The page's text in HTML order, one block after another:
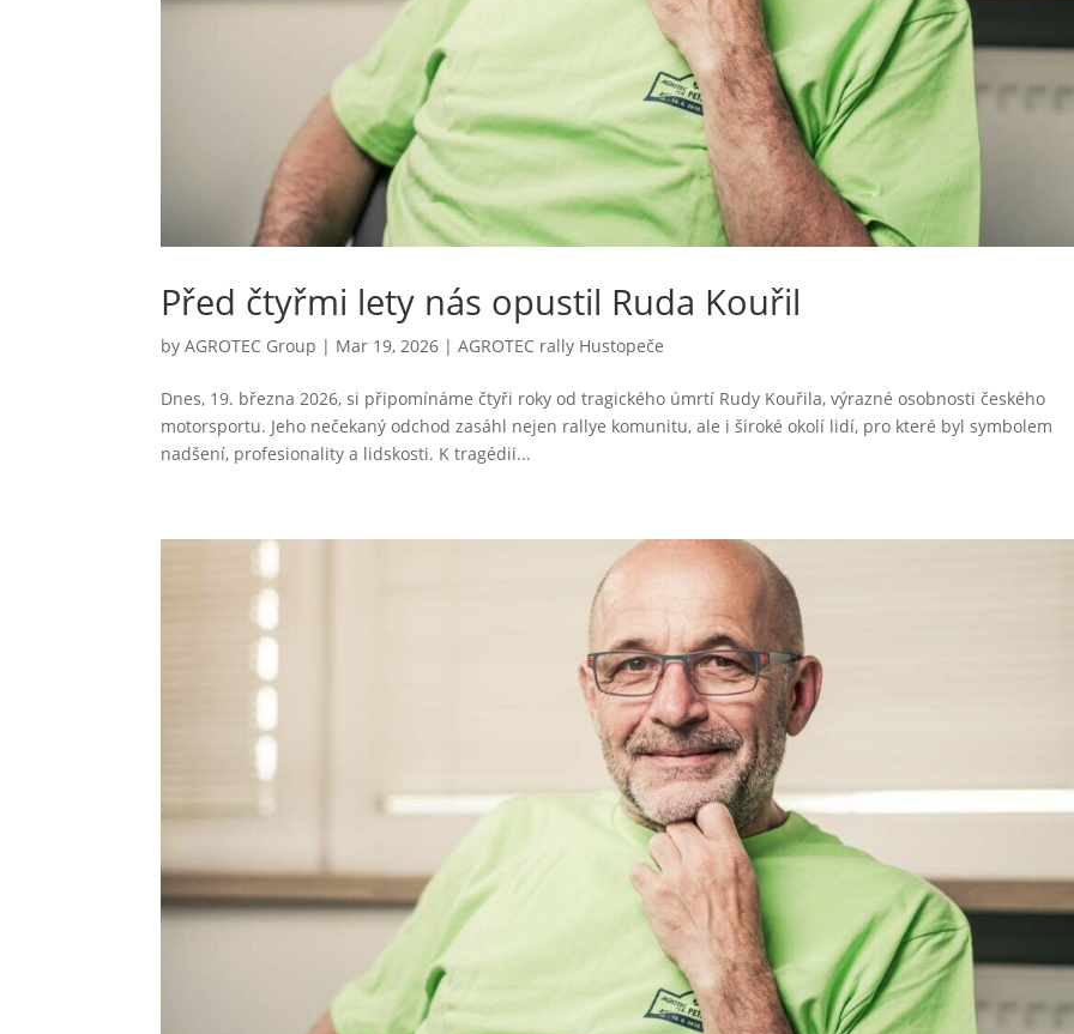
Před čtyřmi lety nás opustil Ruda Kouřil
byAGROTEC Group | Mar 19, 2026 |AGROTEC rally Hustopeče
Dnes, 19. března 2026, si připomínáme čtyři roky od tragického úmrtí Rudy Kouřila, výrazné osobnosti českého
motorsportu. Jeho nečekaný odchod zasáhl nejen rallye komunitu, ale i široké okolí lidí, pro které byl symbolem
nadšení, profesionality a lidskosti. K tragédii...